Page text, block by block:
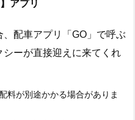
アプリ
配車アプリ「GO」で呼ぶ
ーが直接迎えに来てくれ
料が別途かかる場合がありま